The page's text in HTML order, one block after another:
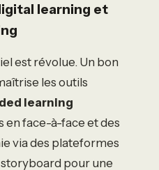
learning et
est révolue. Un bon
les outils
learning
en face-à-face et des
via des plateformes
pour une